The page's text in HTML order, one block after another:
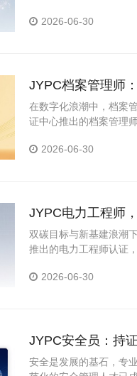
对新挑战，本文解析其
2026-06-30
JYPC档案管理师
在数字化浪潮中，档案
证中心推出的档案管理
2026-06-30
JYPC电力工程师
双碳目标与新基建浪潮
推出的电力工程师认证
2026-06-30
JYPC安全员：持
安全是发展的基石，专